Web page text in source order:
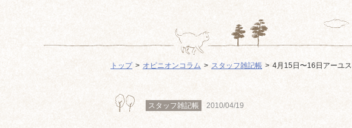
トップ オピニオンコラム スタッフ雑記帳 4月15日〜16日アーユス
スタッフ雑記帳 2010/04/19